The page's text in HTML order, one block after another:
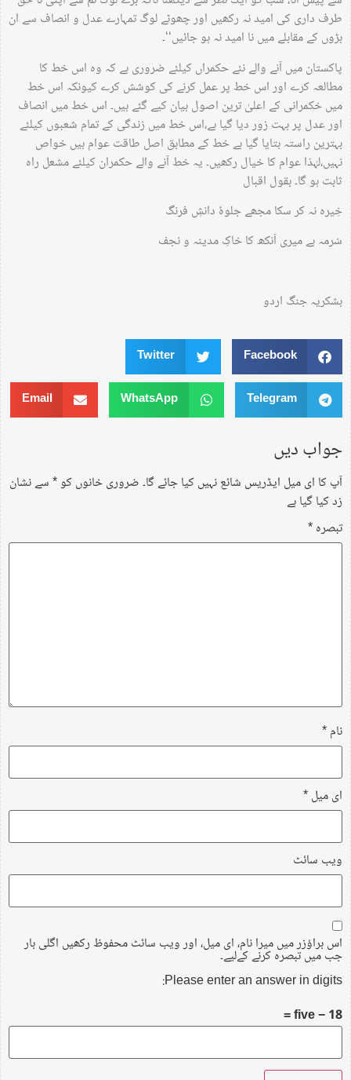
طرف داری کی امید نہ رکھیں اور چھوٹے لوگ تمہارے عدل و انصاف سے ان
بڑوں کے مقابلے میں نا امید نہ ہو جائیں‘‘۔
پاکستان میں آنے والے نئے حکمراں کیلئے ضروری ہے کہ وہ اس خط کا
مطالعہ کرے اور اس خط پر عمل کرنے کی کوشش کرے کیونکہ اس خط
میں حُکمرانی کے اعلیٰ ترین اصول بیان کیے گئے ہیں۔ اس خط میں انصاف
اور عدل پر بہت زور دیا گیا ہے،اس خط میں زندگی کے تمام شعبوں کیلئے
بہترین راستہ بتایا گیا ہے خط کے مطابق اصل طاقت عوام ہیں خواص
نہیں،لہٰذا عوام کا خیال رکھیں۔ یہ خط آنے والے حکمران کیلئے مشعل راہ
ثابت ہو گا۔ بقول اقبال
خِیرہ نہ کر سکا مجھے جلوۂ دانشِ فرنگ
سُرمہ ہے میری آنکھ کا خاکِ مدینہ و نجف
بشکریہ جنگ اردو
Facebook
Twitter
Telegram
WhatsApp
Email
جواب دیں
آپ کا ای میل ایڈریس شائع نہیں کیا جائے گا۔ضروری خانوں کو*سے نشان
زد کیا گیا ہے
تبصرہ*
نام*
ای میل*
ویب‌ سائٹ
اس براؤزر میں میرا نام، ای میل، اور ویب سائٹ محفوظ رکھیں اگلی بار
جب میں تبصرہ کرنے کےلیے۔
Please enter an answer in digits:
18 − five =